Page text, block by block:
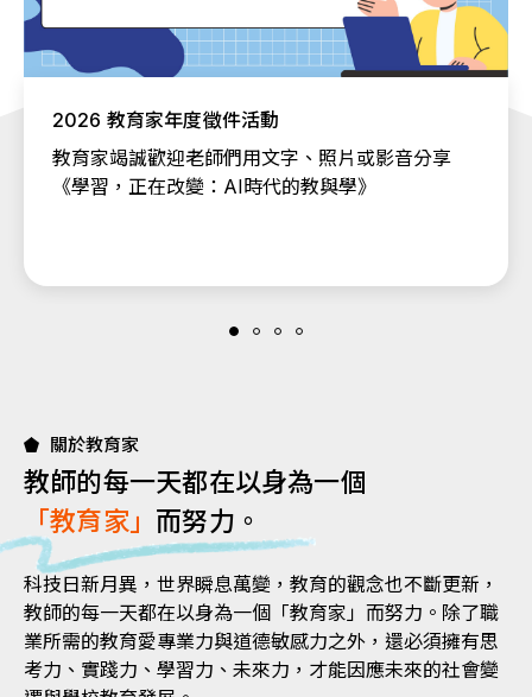
2026 教育家年度徵件活動
教育家竭誠歡迎老師們用文字、照片或影音分享
《學習，正在改變：AI時代的教與學》
關於教育家
教師的每一天都在以身為一個
「教育家」 而努力。
科技日新月異，世界瞬息萬變，教育的觀念也不斷更新，
教師的每一天都在以身為一個「教育家」而努力。除了職
業所需的教育愛專業力與道德敏感力之外，還必須擁有思
考力、實踐力、學習力、未來力，才能因應未來的社會變